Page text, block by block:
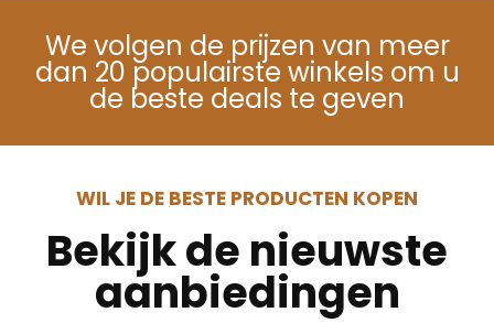
We volgen de prijzen van meer
dan 20 populairste winkels om u
de beste deals te geven
WIL JE DE BESTE PRODUCTEN KOPEN
Bekijk de nieuwste
aanbiedingen